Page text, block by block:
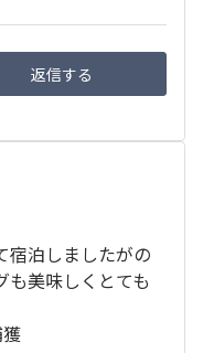
返信する
宿泊しましたがの
も美味しくとても